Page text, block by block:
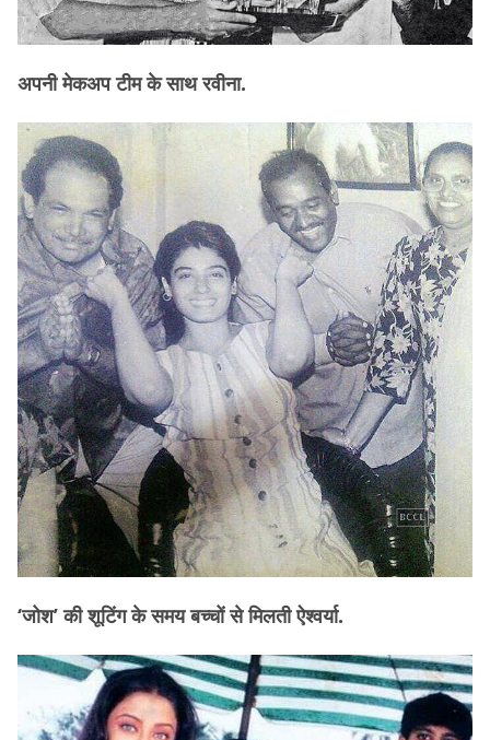
अपनी मेकअप टीम के साथ रवीना.
‘जोश’ की शूटिंग के समय बच्चों से मिलती ऐश्वर्या.